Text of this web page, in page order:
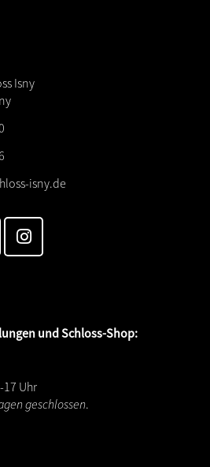
Isny
isny.de
und Schloss-Shop:
17 Uhr
geschlossen.